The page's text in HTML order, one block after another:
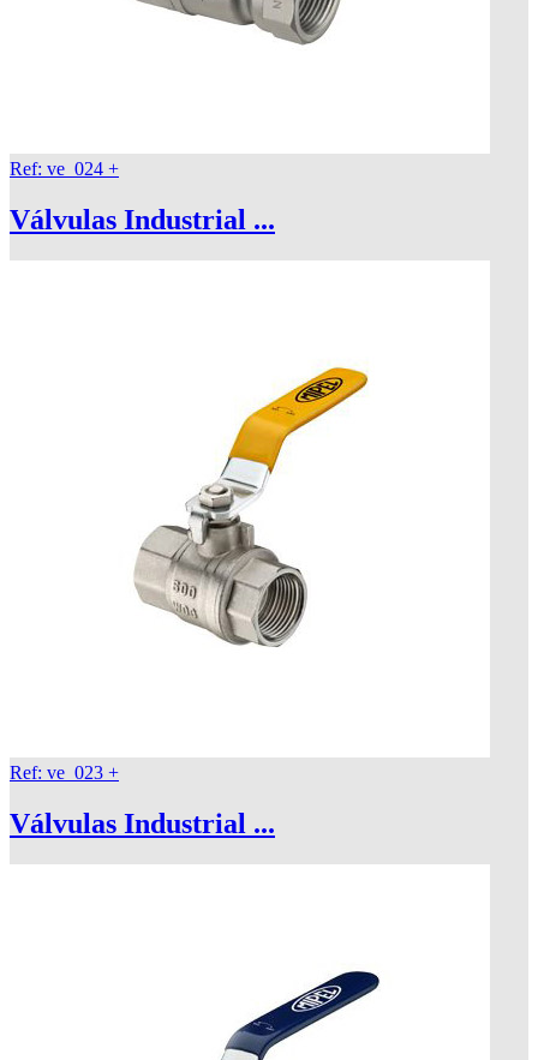
Ref: ve_024 +
Válvulas Industrial ...
Ref: ve_023 +
Válvulas Industrial ...